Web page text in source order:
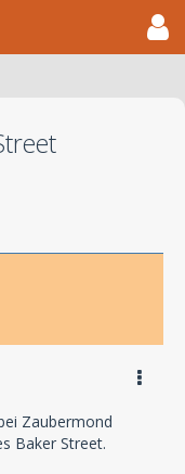
Zaubermond
Baker Street.